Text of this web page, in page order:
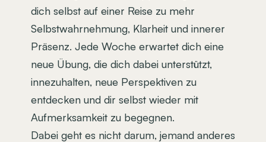
dich selbst auf einer Reise zu mehr
Selbstwahrnehmung, Klarheit und innerer
Präsenz. Jede Woche erwartet dich eine
neue Übung, die dich dabei unterstützt,
innezuhalten, neue Perspektiven zu
entdecken und dir selbst wieder mit
Aufmerksamkeit zu begegnen.
Dabei geht es nicht darum, jemand anderes